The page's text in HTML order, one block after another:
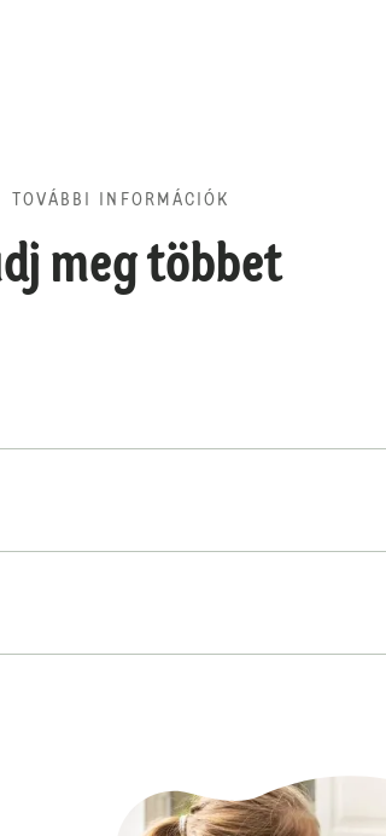
TOVÁBBI INFORMÁCIÓK
meg többet